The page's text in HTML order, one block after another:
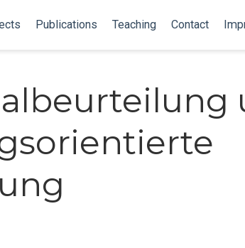
Publications Teaching Contact